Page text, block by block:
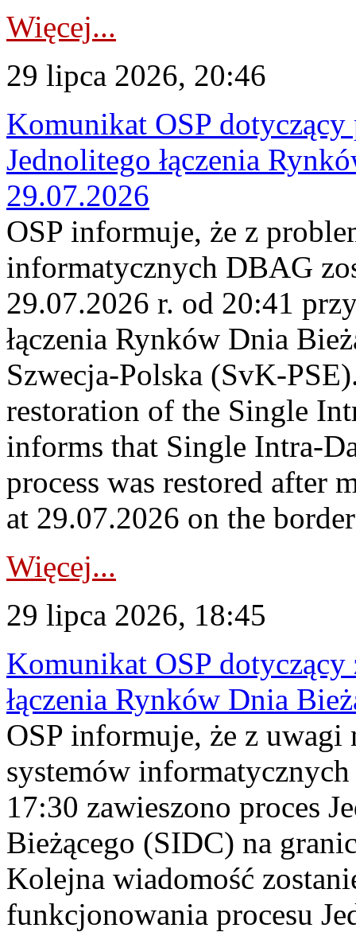
Więcej...
29 lipca 2026, 20:46
Komunikat OSP
Jednolitego łączenia
29.07.2026
OSP informuje, że z
informatycznych DBAG
29.07.2026 r. od 20:41
łączenia Rynków Dnia
Szwecja-Polska (SvK-
restoration of the Single
informs that Single Intra-
process was restored after
at 29.07.2026 on the
Więcej...
29 lipca 2026, 18:45
Komunikat OSP dotyczący
łączenia Rynków Dnia
OSP informuje, że z uwagi
systemów
17:30 zawieszono proces
Bieżącego (SIDC) na
Kolejna wiadomość
funkcjonowania procesu